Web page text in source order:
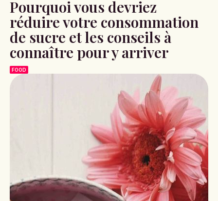
Pourquoi vous devriez
réduire votre consommation
de sucre et les conseils à
connaître pour y arriver
FOOD